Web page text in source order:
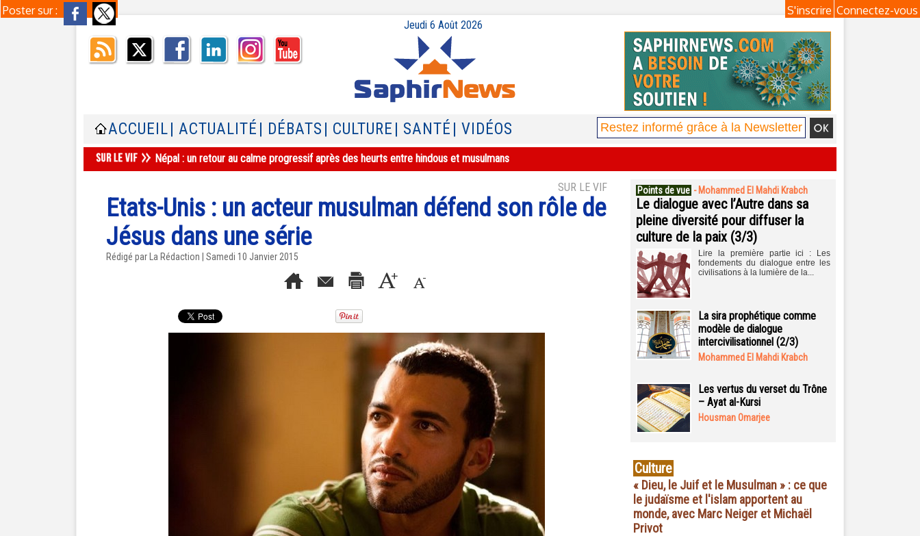
Poster sur : Connectez-vous
S'inscrire
Jeudi 6 Août 2026
ACCUEIL | ACTUALITÉ | DÉBATS | CULTURE | SANTÉ | VIDÉOS
Népal : un retour au calme progressif après des heurts entre hindous et musulmans
SUR LE VIF
Etats-Unis : un acteur musulman défend son rôle de
Jésus dans une série
Rédigé par La Rédaction | Samedi 10 Janvier 2015
Points de vue - Mohammed El Mahdi Krabch
Le dialogue avec l’Autre dans sa
pleine diversité pour diffuser la
culture de la paix (3/3)
Lire la première partie ici : Les
fondements du dialogue entre les
civilisations à la lumière de la...
La sira prophétique comme
modèle de dialogue
intercivilisationnel (2/3)
Mohammed El Mahdi Krabch
Les vertus du verset du Trône
– Ayat al-Kursi
Housman Omarjee
Culture
« Dieu, le Juif et le Musulman » : ce que
le judaïsme et l'islam apportent au
monde, avec Marc Neiger et Michaël
Privot